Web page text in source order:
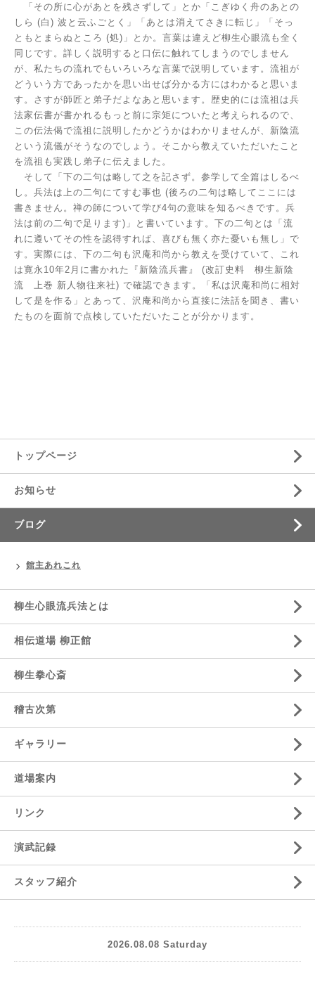
「その所に心があとを残さずして」とか「こぎゆく舟のあとの
しら (白 ) 波と云ふごとく」「あとは消えてさきに転じ」「そっ
ともとまらぬところ (処) 」とか。言葉は違えど柳生心眼流も全く
同じです。詳しく説明すると口伝に触れてしまうのでしません
が、私たちの流れでもいろいろな言葉で説明しています。流祖が
どういう方であったかを思い出せば分かる方にはわかると思いま
す。さすが師匠と弟子だよなあと思います。歴史的には流祖は兵
法家伝書が書かれるもっと前に宗矩についたと考えられるので、
この伝法偈で流祖に説明したかどうかはわかりませんが、新陰流
という流儀がそうなのでしょう。そこから教えていただいたこと
を流祖も実践し弟子に伝えました。
そして「下の二句は略して之を記さず。参学して全篇はしるべ
し。兵法は上の二句にてすむ事也 (後ろの二句は略してここには
書きません。禅の師について学び4句の意味を知るべきです。兵
法は前の二句で足ります) 」と書いています。下の二句とは「流
れに遵いてその性を認得すれば、喜びも無く亦た憂いも無し」で
す。実際には、下の二句も沢庵和尚から教えを受けていて、これ
は寛永 10年2 月に書かれた『新陰流兵書』 (改訂史料 柳生新陰
流 上巻 新人物往来社) で確認できます。「私は沢庵和尚に相対
して是を作る」とあって、沢庵和尚から直接に法話を聞き、書い
たものを面前で点検していただいたことが分かります。
トップページ
お知らせ
ブログ
館主あれこれ
柳生心眼流兵法とは
相伝道場 柳正館
柳生拳心斎
稽古次第
ギャラリー
道場案内
リンク
演武記録
スタッフ紹介
2026.08.08 Saturday